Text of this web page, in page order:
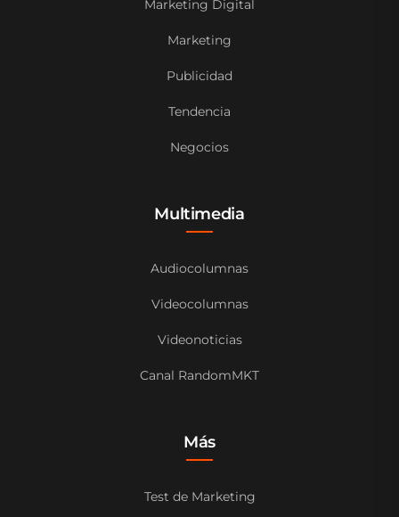
Marketing Digital
Marketing
Publicidad
Tendencia
Negocios
Multimedia
Audiocolumnas
Videocolumnas
Videonoticias
Canal RandomMKT
Más
Test de Marketing